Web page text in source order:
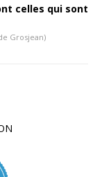
celles qui sont
Grosjean)